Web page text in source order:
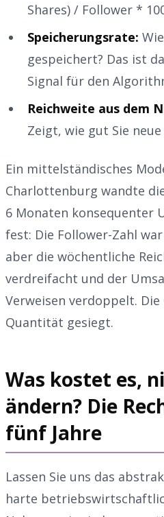
Shares) / Follower *
Speicherungsrate:
gespeichert? Das ist
Signal für den
Reichweite aus dem
Zeigt, wie gut Sie
Ein mittelständisches
Charlottenburg wandte
6 Monaten konsequenter
fest: Die Follower-Zahl
aber die wöchentliche
verdreifacht und der
Verweisen verdoppelt.
Quantität gesiegt.
Was kostet es,
ändern? Die
fünf Jahre
Lassen Sie uns das
harte